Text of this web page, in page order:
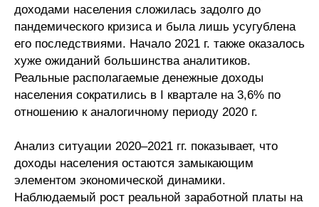
Краткосрочный прогноз
Оценка индекса промышленного
производства
Российская Система Климатического
Мониторинга
Центр «Климатическая политика и
экономика России»
Образование и карьера
доходами населения сложилась задолго до
пандемического кризиса и была лишь усугублена
его последствиями. Начало 2021 г. также оказалось
хуже ожиданий большинства аналитиков.
Реальные располагаемые денежные доходы
населения сократились в I квартале на 3,6% по
отношению к аналогичному периоду 2020 г.
Анализ ситуации 2020–2021 гг. показывает, что
доходы населения остаются замыкающим
элементом экономической динамики.
Наблюдаемый рост реальной заработной платы на